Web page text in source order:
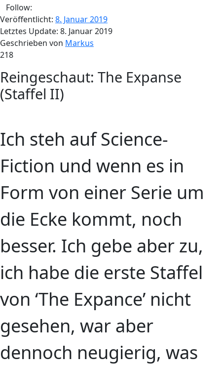
Follow:
Veröffentlicht: 8. Januar 2019
Letztes Update: 8. Januar 2019
Geschrieben von Markus
218
Reingeschaut: The Expanse
(Staffel II)
Ich steh auf Science-
Fiction und wenn es in
Form von einer Serie um
die Ecke kommt, noch
besser. Ich gebe aber zu,
ich habe die erste Staffel
von ‘The Expance’ nicht
gesehen, war aber
dennoch neugierig, was